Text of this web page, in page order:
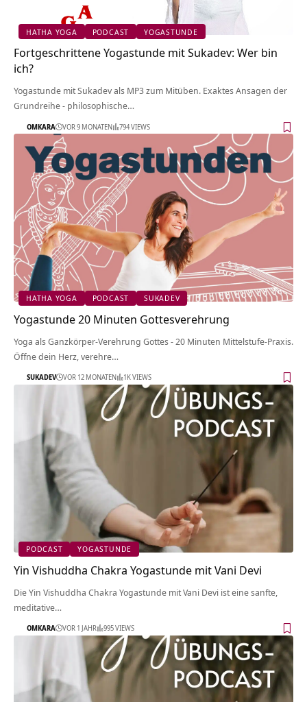
HATHA YOGA PODCAST YOGASTUNDE
Fortgeschrittene Yogastunde mit Sukadev: Wer bin
ich?
Yogastunde mit Sukadev als MP3 zum Mitüben. Exaktes Ansagen der
Grundreihe - philosophische…
OMKARA VOR 9 MONATEN 794 VIEWS
HATHA YOGA PODCAST SUKADEV
Yogastunde 20 Minuten Gottesverehrung
Yoga als Ganzkörper-Verehrung Gottes - 20 Minuten Mittelstufe-Praxis.
Öffne dein Herz, verehre…
SUKADEV VOR 12 MONATEN 1K VIEWS
PODCAST YOGASTUNDE
Yin Vishuddha Chakra Yogastunde mit Vani Devi
Die Yin Vishuddha Chakra Yogastunde mit Vani Devi ist eine sanfte,
meditative…
OMKARA VOR 1 JAHR 995 VIEWS